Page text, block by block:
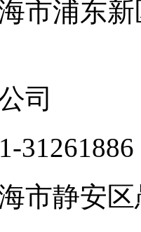
海市浦东新
司
31261886
海市静安区